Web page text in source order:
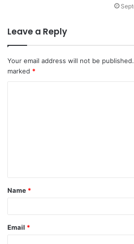
Leave a Reply
Your email address will not be published.
marked *
t
*
Name *
Email *